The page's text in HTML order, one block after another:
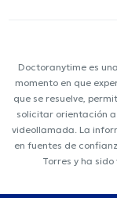
Doctoranytime es
momento en que
que se resuelve,
solicitar orientación
videollamada. La
en fuentes de
Torres y ha